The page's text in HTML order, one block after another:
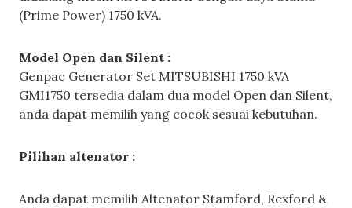
(Prime Power) 1750 kVA.
Model Open dan Silent :
Genpac Generator Set MITSUBISHI 1750 kVA
GMI1750 tersedia dalam dua model Open dan Silent,
anda dapat memilih yang cocok sesuai kebutuhan.
Pilihan altenator :
Anda dapat memilih Altenator Stamford, Rexford &